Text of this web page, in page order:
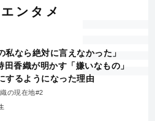
エンタメ
私なら絶対に言えなかった」
田香織が明かす「嫌いなもの」
するようになった理由
の現在地#2